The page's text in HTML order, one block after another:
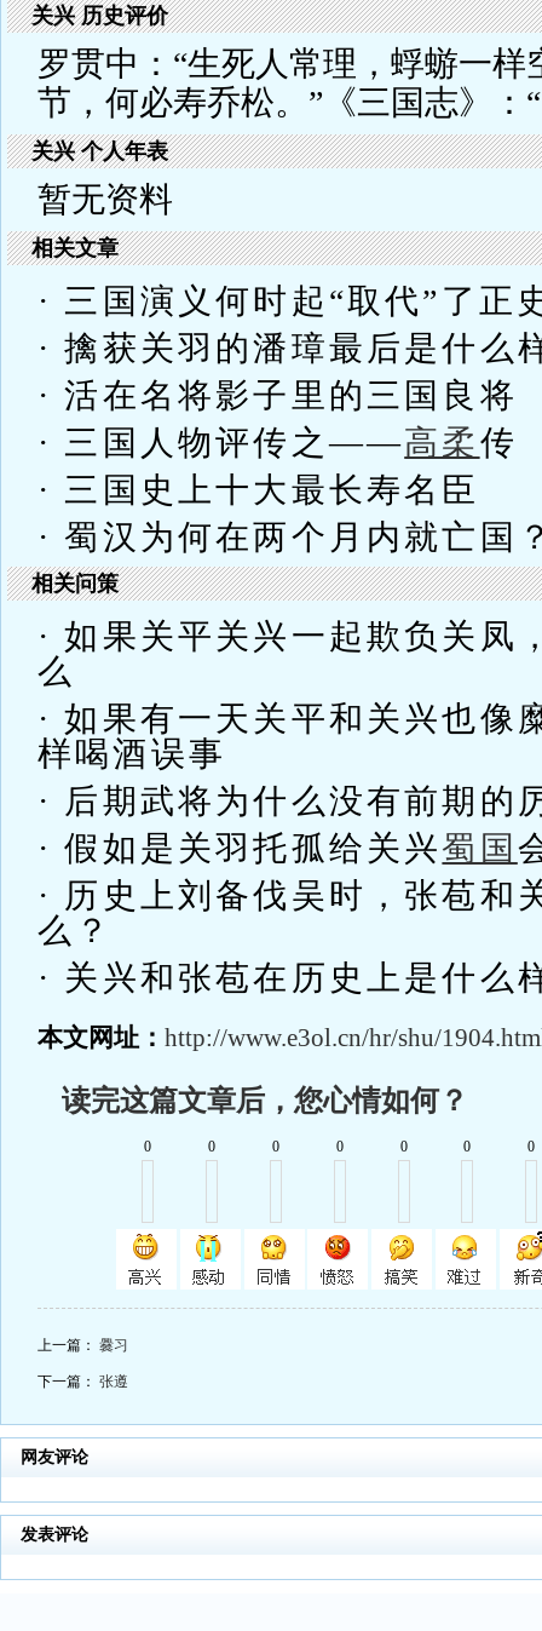
关兴 历史评价
罗贯中：“生死人常理，蜉蝣一样
节，何必寿乔松。”《三国志》：
关兴 个人年表
暂无资料
相关文章
· 三国演义何时起“取代”了正
· 擒获关羽的潘璋最后是什么
· 活在名将影子里的三国良将
· 三国人物评传之——高柔传
· 三国史上十大最长寿名臣
· 蜀汉为何在两个月内就亡国
相关问策
· 如果关平关兴一起欺负关凤
么
· 如果有一天关平和关兴也像
样喝酒误事
· 后期武将为什么没有前期的
· 假如是关羽托孤给关兴蜀国
· 历史上刘备伐吴时，张苞和
么？
· 关兴和张苞在历史上是什么
本文网址： http://www.e3ol.cn/hr/shu/
读完这篇文章后，您心情如何？
0 0 0 0 0 0 0
上一篇： 爨习
下一篇： 张遵
网友评论
发表评论